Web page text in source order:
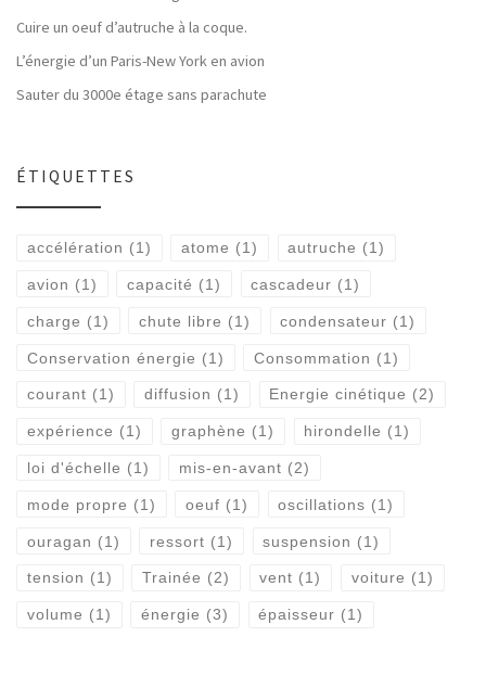
Cuire un oeuf d’autruche à la coque.
L’énergie d’un Paris-New York en avion
Sauter du 3000e étage sans parachute
ÉTIQUETTES
accélération (1) atome (1) autruche (1)
avion (1) capacité (1) cascadeur (1)
charge (1) chute libre (1) condensateur (1)
Conservation énergie (1) Consommation (1)
courant (1) diffusion (1) Energie cinétique (2)
expérience (1) graphène (1) hirondelle (1)
loi d'échelle (1) mis-en-avant (2)
mode propre (1) oeuf (1) oscillations (1)
ouragan (1) ressort (1) suspension (1)
tension (1) Trainée (2) vent (1) voiture (1)
volume (1) énergie (3) épaisseur (1)